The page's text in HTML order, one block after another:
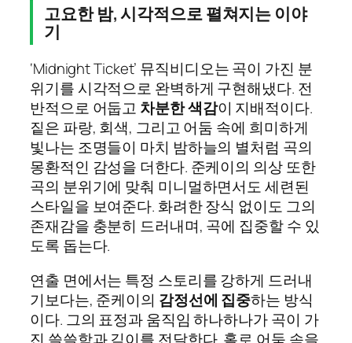
고요한 밤, 시각적으로 펼쳐지는 이야
기
‘Midnight Ticket’ 뮤직비디오는 곡이 가진 분
위기를 시각적으로 완벽하게 구현해냈다. 전
반적으로 어둡고 차분한 색감이 지배적이다.
짙은 파랑, 회색, 그리고 어둠 속에 희미하게
빛나는 조명들이 마치 밤하늘의 별처럼 곡의
몽환적인 감성을 더한다. 준케이의 의상 또한
곡의 분위기에 맞춰 미니멀하면서도 세련된
스타일을 보여준다. 화려한 장식 없이도 그의
존재감을 충분히 드러내며, 곡에 집중할 수 있
도록 돕는다.
연출 면에서는 특정 스토리를 강하게 드러내
기보다는, 준케이의 감정선에 집중하는 방식
이다. 그의 표정과 움직임 하나하나가 곡이 가
진 쓸쓸함과 깊이를 전달한다. 홀로 어둠 속을